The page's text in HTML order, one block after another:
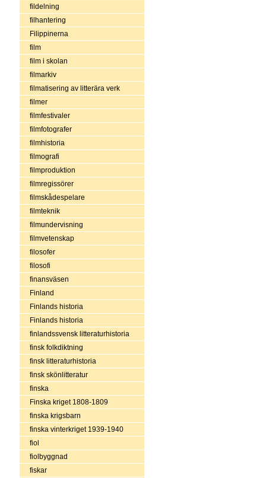
fildelning
filhantering
Filippinerna
film
film i skolan
filmarkiv
filmatisering av litterära verk
filmer
filmfestivaler
filmfotografer
filmhistoria
filmografi
filmproduktion
filmregissörer
filmskådespelare
filmteknik
filmundervisning
filmvetenskap
filosofer
filosofi
finansväsen
Finland
Finlands historia
Finlands historia
finlandssvensk litteraturhistoria
finsk folkdiktning
finsk litteraturhistoria
finsk skönlitteratur
finska
Finska kriget 1808-1809
finska krigsbarn
finska vinterkriget 1939-1940
fiol
fiolbyggnad
fiskar